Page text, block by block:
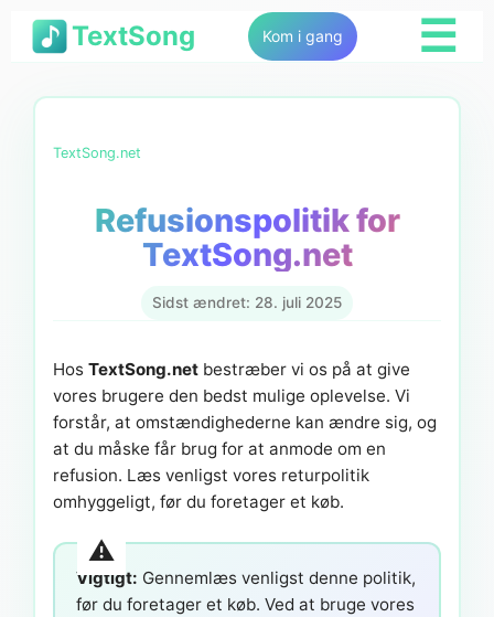
TextSong Kom i gang ☰
TextSong.net
Refusionspolitik for
TextSong.net
Sidst ændret: 28. juli 2025
Hos TextSong.net bestræber vi os på at give
vores brugere den bedst mulige oplevelse. Vi
forstår, at omstændighederne kan ændre sig, og
at du måske får brug for at anmode om en
refusion. Læs venligst vores returpolitik
omhyggeligt, før du foretager et køb.
Vigtigt: Gennemlæs venligst denne politik,
før du foretager et køb. Ved at bruge vores